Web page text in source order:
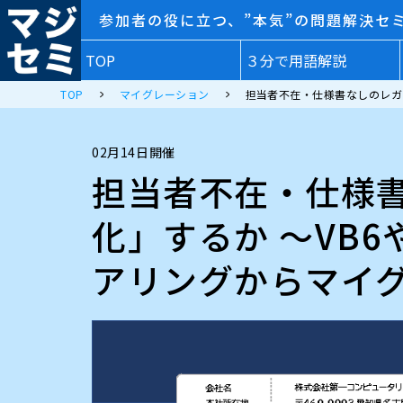
参加者の役に立つ、”本気”の問題解決セ
TOP
３分で用語解説
TOP マイグレーション 担当者不在・仕様書なしのレ
02月14日開催
担当者不在・仕様
化」するか 〜VB6
アリングからマイ